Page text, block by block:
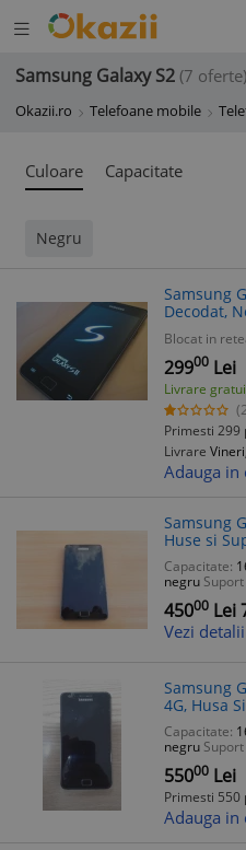
Deschide
meniul
Samsung Galaxy S2 (7 oferte)
Okazii.ro Telefoane mobile
Culoare Capacitate
Negru
Samsung
Decodat,
Factura +
Blocat in
29900 Lei
Livrare
Primesti 299
Livrare
Adauga in
Samsung
Huse si
Capacitate:
negru
Smartphone:
45000 Lei
Vezi detalii
Samsung
4G, Husa
Capacitate:
negru
Smartphone:
55000 Lei
Primesti 550
Adauga in